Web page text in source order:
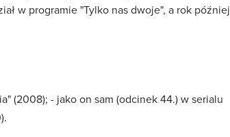
w programie "Tylko nas dwoje", a rok później
(2008); - jako on sam (odcinek 44.) w serialu